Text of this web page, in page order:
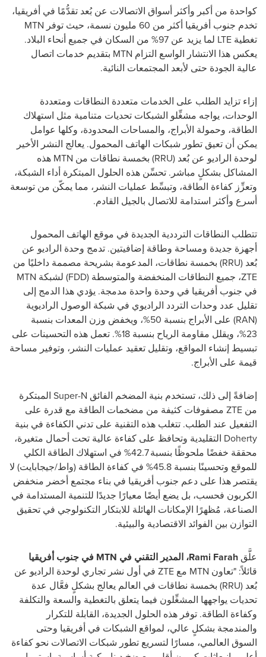
كواحدة من أكبر وأكثر أسواق الاتصالات عن بُعد تقدُّمًا في أفريقيا،
تخدم جنوب أفريقيا أكثر من 60 مليون نسمة، حيث توفر MTN
تغطية LTE لما يزيد عن 97% من السكان في جميع أنحاء البلاد.
يعكس هذا الانتشار الواسع التزام MTN بتقديم خدمات اتصال
عالية الجودة حتى لأبعد المجتمعات النائية.
إزاء تزايد الطلب على الخدمات متعددة النطاقات ومتعددة
الوحدات، يواجه مشغِّلو الشبكات تحديات متنامية مثل استهلاك
الطاقة، وحمولة الأبراج، والمساحات المحدودة، وكلها عوامل
يمكن أن تعيق تطور شبكات الهاتف المحمول. يعالج النشر الأخير
لوحدة الراديو عن بُعد (RRU) بخمسة نطاقات من MTN هذه
المشاكل بشكلٍ مباشر. تحسِّن هذه الحلول المبتكرة أداء الشبكة،
وتعزِّز كفاءة الطاقة، وتبسِّط عمليات النشر، مما يمكّن من توسعة
أسرع وأكثر استدامة للاتصال بالجيل القادم.
تتطلب النطاقات الترددية الجديدة في موقع الهاتف المحمول
أجهزة جديدة ومساحة وطاقة إضافيتين. تدمج وحدة الراديو عن
بُعد (RRU) بخمسة نطاقات، المدعومة بشريحة مصممة داخليًا من
ZTE، جميع النطاقات المنخفضة والمتوسطة (FDD) لشبكة MTN
في جنوب أفريقيا في وحدة واحدة مدمجة. يؤدي هذا الدمج إلى
تقليل عدد وحدات التردد الراديوي في شبكة الوصول الراديوية
(RAN) على الأبراج بنسبة 50%، ويخفض وزن المعدات بنسبة
23%، ويقلل مقاومة الرياح بنسبة 18%. تعمل هذه التحسينات على
تبسيط إنشاء المواقع، وتقليل تعقيد عمليات النشر، وتوفير مساحة
قيمة على الأبراج.
إضافةً إلى ذلك، تستخدم بنية المضخم الفائق Super-N المبتكرة
من ZTE مصفوفات كثيفة من مضخمات الطاقة مع قدرة على
التفعيل عند الطلب. تتغلب هذه التقنية على تدني الكفاءة في بنية
Doherty التقليدية وتحافظ على كفاءة عالية تحت أحمال متغيرة،
محققة خفضًا ملحوظًا بنسبة 42.7% في استهلاك الطاقة الكلي
للموقع وتحسينًا بنسبة 45.8% في كفاءة الطاقة (واط/جيجابايت)
لا
يقتصر هذا على دعم جنوب أفريقيا في بناء مجتمع أخضر منخفض
الكربون فحسب، بل يضع أيضًا معيارًا جديدًا للتنمية المستدامة في
الصناعة، مُظهرًا الإمكانات الهائلة للابتكار التكنولوجي في تحقيق
التوازن بين الفوائد الاقتصادية والبيئية.
علَّق Rami Farah، المدير التقني في MTN في جنوب أفريقيا
قائلاً: "تعاون MTN مع ZTE في أول نشر تجاري لوحدة الراديو عن
بُعد (RRU) بخمسة نطاقات في العالم يعالج بشكلٍ فعَّال عدة
تحديات يواجهها المشغِّلون فيما يتعلق بالتغطية والسعة والتكلفة
وكفاءة الطاقة. توفر هذه الحلول الجديدة، القابلة للتكرار
والمندمجة بشكلٍ عالي، لمواقع الشبكات في أفريقيا وحتى
السوق العالمي، مسارًا لتسريع تطور شبكات الاتصالات نحو كفاءة